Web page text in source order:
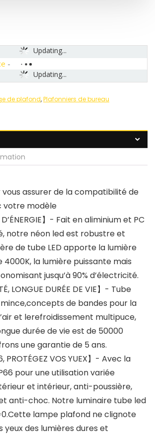
Updating...
Updating...
-
de plafond,Plafonniers de bureau
assurer de la compatibilité de
votre modèle
D’ÉNERGIE】- Fait en aliminium et PC
notre néon led est robustre et
de tube LED apporte la lumière
la lumière puissante mais
jusqu’à 90% d’électricité.
LONGUE DURÉE DE VIE】- Tube
de bandes pour la
et lerefroidissement multipuce,
durée de vie est de 50000
une garantie de 5 ans.
PROTÉGEZ VOS YUEX】- Avec la
pour une utilisation variée
et intérieur, anti-poussière,
anti-choc. Notre luminaire tube led
lampe plafond ne clignote
yeux des lumières dures et